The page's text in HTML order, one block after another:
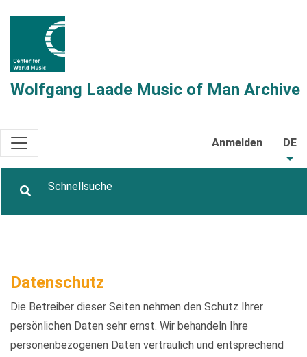
Wolfgang Laade Music of Man Archive
Anmelden DE
Datenschutz
Die Betreiber dieser Seiten nehmen den Schutz Ihrer
persönlichen Daten sehr ernst. Wir behandeln Ihre
personenbezogenen Daten vertraulich und entsprechend